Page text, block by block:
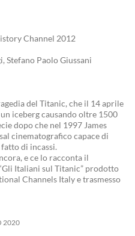
Channel 2012
Stefano Paolo Giussani
del Titanic, che il 14 aprile
iceberg causando oltre 1500
dopo che nel 1997 James
cinematografico capace di
di incassi.
e ce lo racconta il
Italiani sul Titanic” prodotto
Channels Italy e trasmesso
2020